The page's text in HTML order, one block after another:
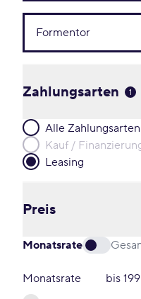
Zahlungsarten 1
Alle Zahlungsarten
Kauf /
Leasing
Preis
Monatsrate
Monatsrate bis